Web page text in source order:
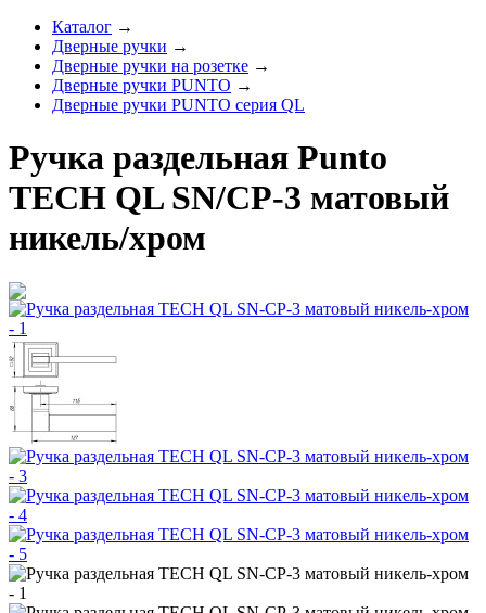
Каталог →
Дверные ручки →
Дверные ручки на розетке →
Дверные ручки PUNTO →
Дверные ручки PUNTO серия QL
Ручка раздельная Punto
TECH QL SN/CP-3 матовый
никель/хром